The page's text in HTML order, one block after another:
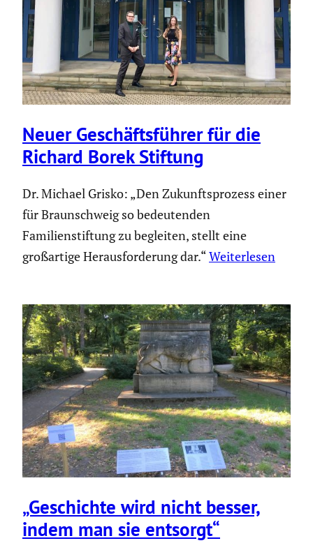
Neuer Geschäfts­führer für die
Richard Borek Stiftung
Dr. Michael Grisko: „Den Zukunftsprozess einer
für Braunschweig so bedeutenden
Familienstiftung zu begleiten, stellt eine
großartige Herausforderung dar.“Weiterlesen
„Geschichte wird nicht besser,
indem man sie entsorgt“